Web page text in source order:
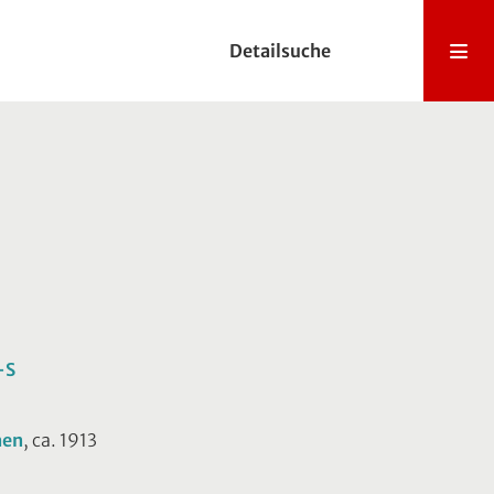
Detailsuche
, ca. 1913